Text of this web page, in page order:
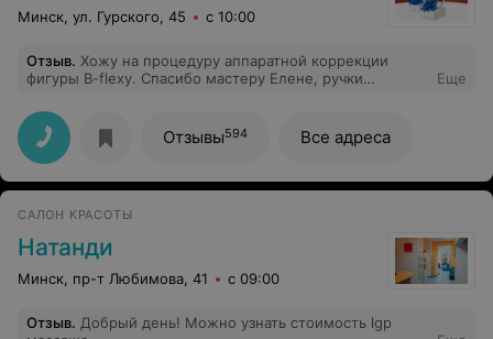
Минск, ул. Гурского, 45 с 10:00
Отзыв. Хожу на процедуру аппаратной коррекции
фигуры B-flexy. Спасибо мастеру Елене, ручки
на глазах. В студии очень приятный и приветливый
персонал. Всем рекомендую!
Еще
Отзывы594 Все адреса
САЛОН КРАСОТЫ
Натанди
Минск, пр-т Любимова, 41 с 09:00
Отзыв. Добрый день! Можно узнать стоимость lgp